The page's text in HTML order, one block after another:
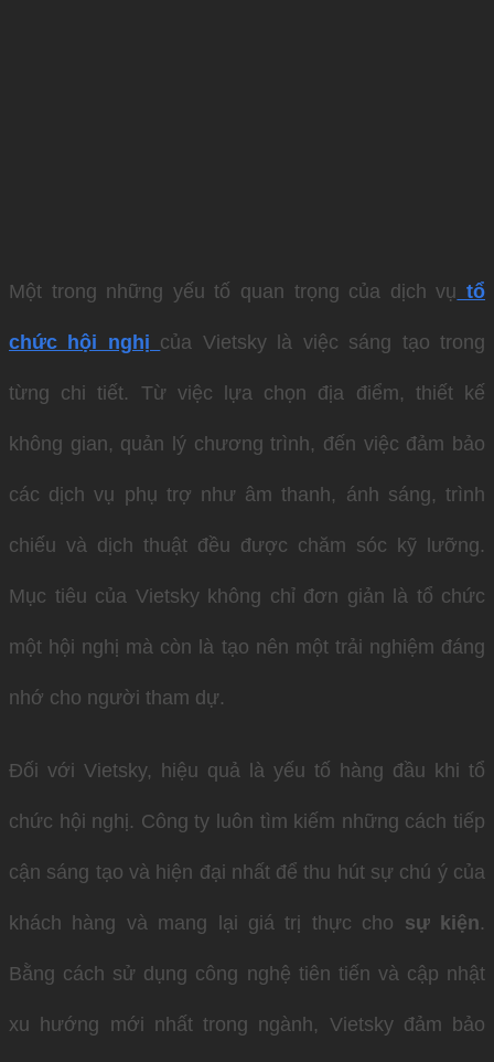
Một trong những yếu tố quan trọng của dịch vụ tổ
chức hội nghị của Vietsky là việc sáng tạo trong
từng chi tiết. Từ việc lựa chọn địa điểm, thiết kế
không gian, quản lý chương trình, đến việc đảm bảo
các dịch vụ phụ trợ như âm thanh, ánh sáng, trình
chiếu và dịch thuật đều được chăm sóc kỹ lưỡng.
Mục tiêu của Vietsky không chỉ đơn giản là tổ chức
một hội nghị mà còn là tạo nên một trải nghiệm đáng
nhớ cho người tham dự.
Đối với Vietsky, hiệu quả là yếu tố hàng đầu khi tổ
chức hội nghị. Công ty luôn tìm kiếm những cách tiếp
cận sáng tạo và hiện đại nhất để thu hút sự chú ý của
khách hàng và mang lại giá trị thực cho sự kiện.
Bằng cách sử dụng công nghệ tiên tiến và cập nhật
xu hướng mới nhất trong ngành, Vietsky đảm bảo